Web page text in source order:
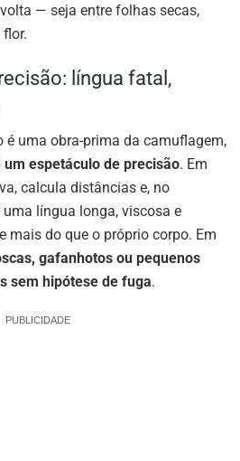
— seja entre folhas secas,
língua fatal,
é uma obra-prima da camuflagem,
espetáculo de precisão. Em
calcula distâncias e, no
língua longa, viscosa e
mais do que o próprio corpo. Em
gafanhotos ou pequenos
sem hipótese de fuga.
PUBLICIDADE